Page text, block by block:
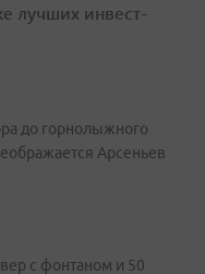
лучших инвест-
до горнолыжного
Арсеньев
с фонтаном и 50